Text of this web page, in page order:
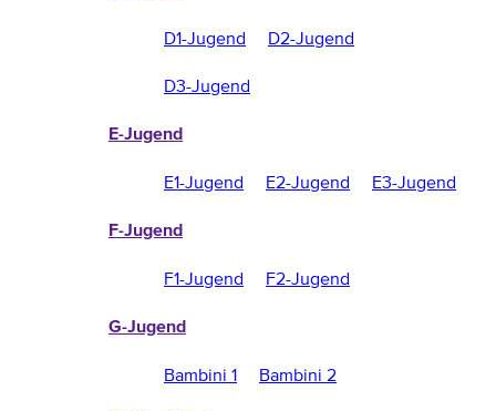
D1-Jugend
D2-Jugend
D3-Jugend
E-Jugend
E1-Jugend E2-Jugend E3-Jugend
F-Jugend
F1-Jugend F2-Jugend
G-Jugend
Bambini 1 Bambini 2